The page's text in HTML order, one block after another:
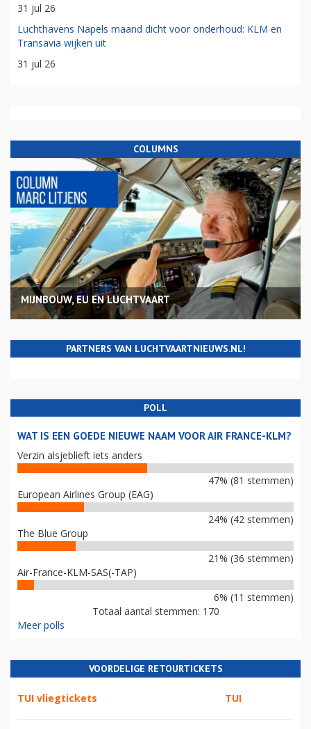
31 jul 26
Luchthavens Napels maand dicht voor onderhoud: KLM en
Transavia wijken uit
31 jul 26
COLUMNS
MIJNBOUW, EU EN LUCHTVAART
PARTNERS VAN LUCHTVAARTNIEUWS.NL!
POLL
WAT IS EEN GOEDE NIEUWE NAAM VOOR AIR FRANCE-KLM?
Verzin alsjeblieft iets anders
47% (81 stemmen)
European Airlines Group (EAG)
24% (42 stemmen)
The Blue Group
21% (36 stemmen)
Air-France-KLM-SAS(-TAP)
6% (11 stemmen)
Totaal aantal stemmen: 170
Meer polls
VOORDELIGE RETOURTICKETS
TUI vliegtickets TUI